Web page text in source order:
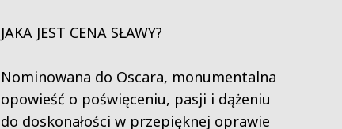
JAKA JEST CENA SŁAWY?
Nominowana do Oscara, monumentalna
opowieść o poświęceniu, pasji i dążeniu
do doskonałości w przepięknej oprawie